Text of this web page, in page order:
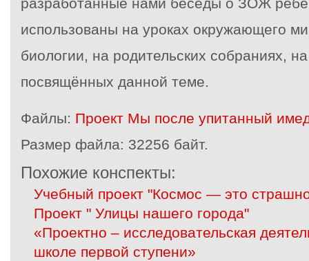
использованы на уроках окружающего
биологии, на родительских собраниях,
посвящённых данной теме.
Файлы: Проект Мы после упитанный
Размер файла: 32256 байт.
Похожие конспекты:
Учебный проект "Космос — это
Проект " Улицы нашего города"
«Проектно – исследовательская
школе первой ступени»